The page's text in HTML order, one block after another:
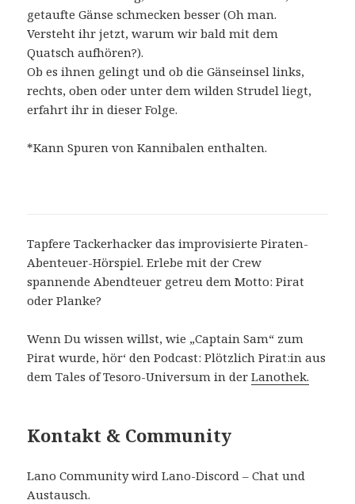
getaufte Gänse schmecken besser (Oh man.
Versteht ihr jetzt, warum wir bald mit dem
Quatsch aufhören?).
Ob es ihnen gelingt und ob die Gänseinsel links,
rechts, oben oder unter dem wilden Strudel liegt,
erfahrt ihr in dieser Folge.
*Kann Spuren von Kannibalen enthalten.
Tapfere Tackerhacker das improvisierte Piraten-
Abenteuer-Hörspiel. Erlebe mit der Crew
spannende Abendteuer getreu dem Motto: Pirat
oder Planke?
Wenn Du wissen willst, wie „Captain Sam“ zum
Pirat wurde, hör‘ den Podcast: Plötzlich Pirat:in aus
dem Tales of Tesoro-Universum in derLanothek.
Kontakt & Community
Lano Community wird Lano-Discord – Chat und
Austausch.